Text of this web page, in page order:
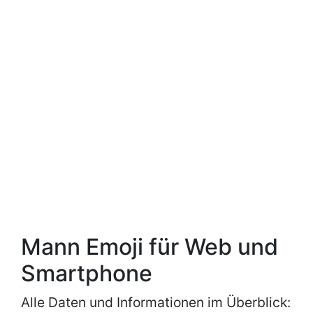
Mann Emoji für Web und
Smartphone
Alle Daten und Informationen im Überblick: